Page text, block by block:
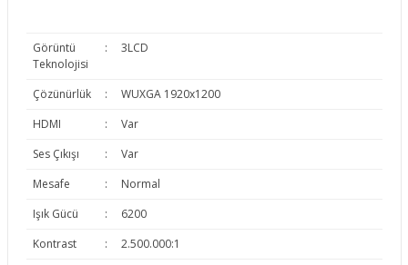
Görüntü
Teknolojisi
: 3LCD
Çözünürlük :
WUXGA 1920x1200
HDMI
:
Var
Ses Çıkışı
:
Var
Mesafe
:
Normal
Işık Gücü
:
6200
Kontrast
:
2.500.000:1